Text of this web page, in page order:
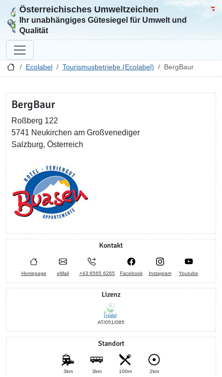
Zur Startseite
Österreichisches Umweltzeichen
Ihr unabhängiges Gütesiegel für Umwelt und
Qualität
Ecolabel Tourismusbetriebe (Ecolabel) BergBaur
BergBaur
Roßberg 122
5741 Neukirchen am Großvenediger
Salzburg, Österreich
Kontakt
Homepage eMail +43 6565 6265 Facebook Instagram Youtube
Lizenz
AT/051/085
Standort
3km 3km 100m 2km